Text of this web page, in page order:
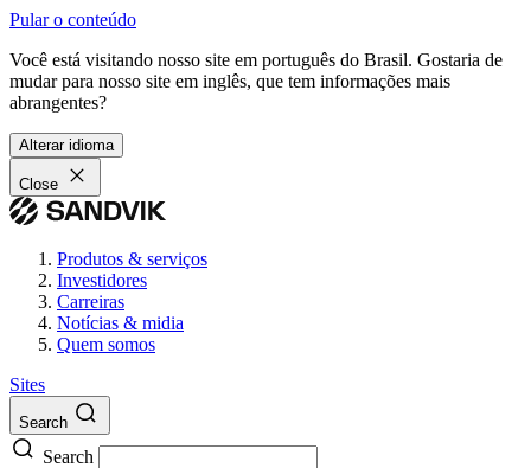
Pular o conteúdo
Você está visitando nosso site em português do Brasil. Gostaria de
mudar para nosso site em inglês, que tem informações mais
abrangentes?
Alterar idioma
Close
Produtos & serviços
Investidores
Carreiras
Notícias & midia
Quem somos
Sites
Search
Search